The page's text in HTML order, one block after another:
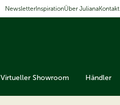
Newsletter InspirationÜber JulianaKontakt
Virtueller Showroom Händler